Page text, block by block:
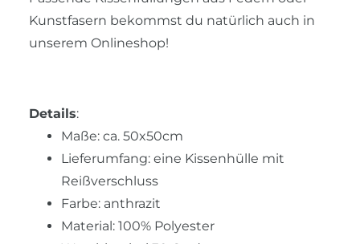
Kunstfasern bekommst du natürlich auch in
unserem Onlineshop!
Details:
Maße: ca. 50x50cm
Lieferumfang: eine Kissenhülle mit
Reißverschluss
Farbe: anthrazit
Material: 100% Polyester